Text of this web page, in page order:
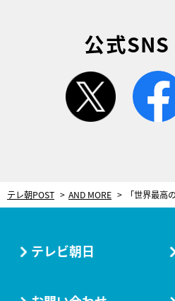
公式SNS
twitter
テレ朝POST AND MORE
テレビ朝日